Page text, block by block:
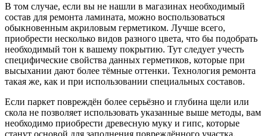
В том случае, если вы не нашли в магазинах необходимый
состав для ремонта ламината, можно воспользоваться
обыкновенным акриловым герметиком. Лучше всего,
приобрести несколько видов разного цвета, что бы подобрать
необходимый тон к вашему покрытию. Тут следует учесть
специфические свойства данных герметиков, которые при
высыхании дают более тёмные оттенки. Технология ремонта
такая же, как и при использовании специальных составов.
Если паркет повреждён более серьёзно и глубина щели или
скола не позволяет использовать указанные выше методы, вам
необходимо приобрести древесную муку и гипс, которые
станут основой для заполнения повреждённого участка.